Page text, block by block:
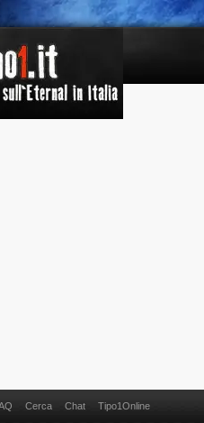
Cerca Chat Tipo1Online